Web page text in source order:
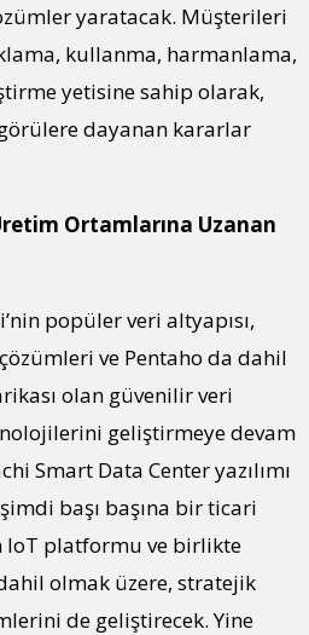
yaratacak. Müşterileri
kullanma, harmanlama,
yetisine sahip olarak,
dayanan kararlar
Ortamlarına Uzanan
popüler veri altyapısı,
ve Pentaho da dahil
olan güvenilir veri
geliştirmeye devam
Smart Data Center yazılımı
başı başına bir ticari
IoT platformu ve birlikte
olmak üzere, stratejik
de geliştirecek. Yine